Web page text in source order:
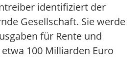
identifiziert der
Gesellschaft. Sie werde
für Rente und
100 Milliarden Euro